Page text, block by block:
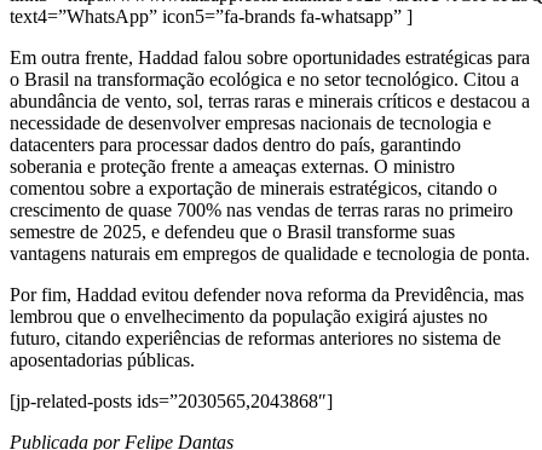
text4=”WhatsApp” icon5=”fa-brands fa-whatsapp” ]
Em outra frente, Haddad falou sobre oportunidades estratégicas para
o Brasil na transformação ecológica e no setor tecnológico. Citou a
abundância de vento, sol, terras raras e minerais críticos e destacou a
necessidade de desenvolver empresas nacionais de tecnologia e
datacenters para processar dados dentro do país, garantindo
soberania e proteção frente a ameaças externas. O ministro
comentou sobre a exportação de minerais estratégicos, citando o
crescimento de quase 700% nas vendas de terras raras no primeiro
semestre de 2025, e defendeu que o Brasil transforme suas
vantagens naturais em empregos de qualidade e tecnologia de ponta.
Por fim, Haddad evitou defender nova reforma da Previdência, mas
lembrou que o envelhecimento da população exigirá ajustes no
futuro, citando experiências de reformas anteriores no sistema de
aposentadorias públicas.
[jp-related-posts ids=”2030565,2043868″]
Publicada por Felipe Dantas